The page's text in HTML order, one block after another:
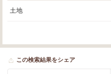
土地
この検索結果をシェア